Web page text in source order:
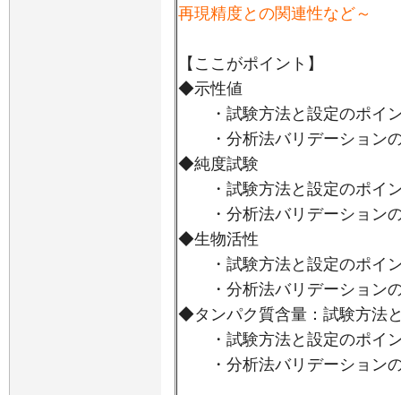
再現精度との関連性など～
【ここがポイント】
◆示性値
・試験方法と設定のポイン
・分析法バリデーションの
◆純度試験
・試験方法と設定のポイ
・分析法バリデーションの
◆生物活性
・試験方法と設定のポイ
・分析法バリデーションの
◆タンパク質含量：試験方法
・試験方法と設定のポイ
・分析法バリデーションの